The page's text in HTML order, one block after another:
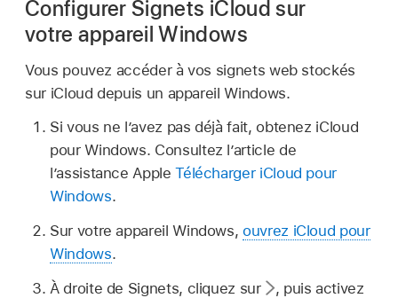
Configurer Signets iCloud sur
votre appareil Windows
Vous pouvez accéder à vos signets web stockés
sur iCloud depuis un appareil Windows.
Si vous ne l’avez pas déjà fait, obtenez iCloud
pour Windows. Consultez l’article de
l’assistance AppleTélécharger iCloud pour
Windows.
Sur votre appareil Windows,ouvrez iCloud pour
Windows.
À droite de Signets, cliquez sur
, puis activez